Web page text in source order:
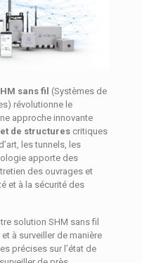
sans fil (Systèmes de
révolutionne le
approche innovante
de structurescritiques
les tunnels, les
apporte des
des ouvrages et
et à la sécurité des
solution SHM sans fil
à surveiller de manière
précises sur l’état de